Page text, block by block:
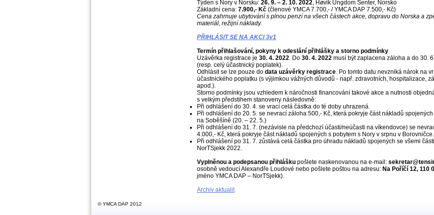
Týden s Nory v Norsku: 26. 9. – 2. 10. 2022, Høvik Ungdom Senter, Norsko
Základní cena: 7.900,- Kč (členové YMCA 7.700,- / YMCA DAP 7.500,- Kč)
Cena zahrnuje ubytování s plnou penzí na všech částech akce, dopravu do Norska a
materiál, režijní náklady.
PŘIHLÁSIT SE NA AKCI 3v1
Termín přihlašování, pokyny k odeslání přihlášky a storno podmínky
Uzávěrka registrace je 30. 4. 2022. Do 30. 4. 2022 musí být zaplacena záloha a do 30.
(resp. celý účastnický poplatek).
Odhlásit se lze pouze do data uzávěrky registrace. Po tomto datu nevzniká nárok na
účastnického poplatku (s výjimkou vážných důvodů - např. zdravotních, hospitalizace,
apod.).
Storno podmínky jsou vzhledem k náročnosti financování takové akce a nutnosti
s velkým předstihem stanoveny následovně:
Při odhlášení do 30. 4. se vrací celá částka do té doby uhrazená.
Při odhlášení do 20. 5. se nevrací záloha 500,- Kč, která pokryje část nákladů
na Soběšíně (20. – 22. 5.)
Při odhlášení do 31. 7. (nezávisle na předchozí účasti/neúčasti na víkendovce) se
4.000,- Kč, která pokryje část nákladů spojených s pobytem s Nory v srpnu v Borovničce.
Při odhlášení po 31. 7. zůstává celá částka pro úhradu nákladů spojených se všemi
NorTSjekk 2022.
Vyplněnou a podepsanou přihlášku pošlete naskenovanou na e-mail:
osobně vedoucí Alexandře Loudové nebo pošlete poštou na adresu: Na Poříčí 12, 110
jméno YMCA DAP – NorTSjekk).
Archiv aktualit
© YMCA DAP 2012